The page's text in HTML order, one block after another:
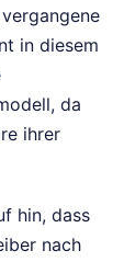
in diesem
da
ihrer
hin, dass
nach